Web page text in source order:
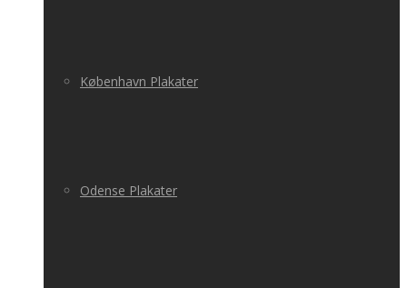
København Plakater
Odense Plakater